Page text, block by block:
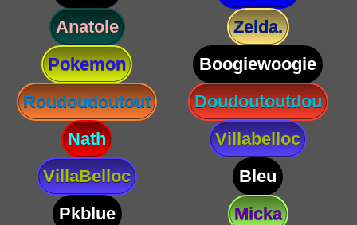
Anatole
Zelda.
Pokemon
Boogiewoogie
Roudoudoutout
Doudoutoutdou
Nath
Villabelloc
VillaBelloc
Bleu
Pkblue
Micka